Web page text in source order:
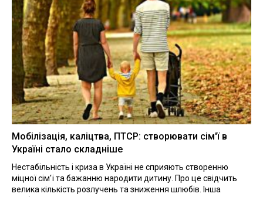
Мобілізація, каліцтва, ПТСР: створювати сім'ї в
Україні стало складніше
Нестабільність і криза в Україні не сприяють створенню
міцної сім'ї та бажанню народити дитину. Про це свідчить
велика кількість розлучень та зниження шлюбів. Інша